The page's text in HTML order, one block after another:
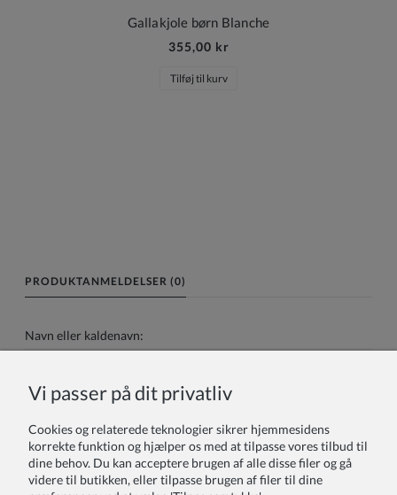
Gallakjole børn Blanche
355,00 kr
Tilføj til kurv
PRODUKTANMELDELSER (0)
Navn eller kaldenavn:
Din anmeldelse:
Vi passer på dit privatliv
Cookies og relaterede teknologier sikrer hjemmesidens
korrekte funktion og hjælper os med at tilpasse vores tilbud til
dine behov. Du kan acceptere brugen af alle disse filer og gå
videre til butikken, eller tilpasse brugen af filer til dine